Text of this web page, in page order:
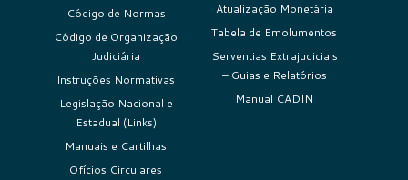
Código de Normas
Código de Organização
Judiciária
Instruções Normativas
Legislação Nacional e
Estadual (Links)
Manuais e Cartilhas
Ofícios Circulares
Atualização Monetária
Tabela de Emolumentos
Serventias Extrajudiciais
– Guias e Relatórios
Manual CADIN